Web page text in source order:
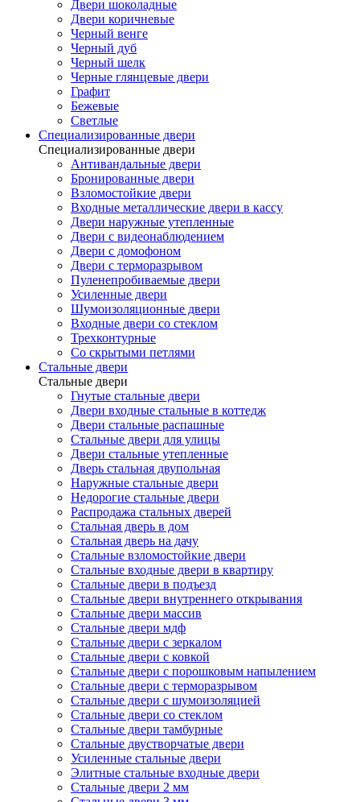
Двери шоколадные
Двери коричневые
Черный венге
Черный дуб
Черный шелк
Черные глянцевые двери
Графит
Бежевые
Светлые
Специализированные двери
Специализированные двери
Антивандальные двери
Бронированные двери
Взломостойкие двери
Входные металлические двери в кассу
Двери наружные утепленные
Двери с видеонаблюдением
Двери с домофоном
Двери с терморазрывом
Пуленепробиваемые двери
Усиленные двери
Шумоизоляционные двери
Входные двери со стеклом
Трехконтурные
Со скрытыми петлями
Стальные двери
Стальные двери
Гнутые стальные двери
Двери входные стальные в коттедж
Двери стальные распашные
Стальные двери для улицы
Двери стальные утепленные
Дверь стальная двупольная
Наружные стальные двери
Недорогие стальные двери
Распродажа стальных дверей
Стальная дверь в дом
Стальная дверь на дачу
Стальные взломостойкие двери
Стальные входные двери в квартиру
Стальные двери в подъезд
Стальные двери внутреннего открывания
Стальные двери массив
Стальные двери мдф
Стальные двери с зеркалом
Стальные двери с ковкой
Стальные двери с порошковым напылением
Стальные двери с терморазрывом
Стальные двери с шумоизоляцией
Стальные двери со стеклом
Стальные двери тамбурные
Стальные двустворчатые двери
Усиленные стальные двери
Элитные стальные входные двери
Стальные двери 2 мм